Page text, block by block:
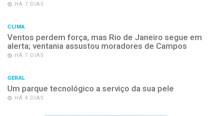
HÁ 7 DIAS
CLIMA
Ventos perdem força, mas Rio de Janeiro segue em
alerta; ventania assustou moradores de Campos
HÁ 7 DIAS
GERAL
Um parque tecnológico a serviço da sua pele
HÁ 4 DIAS